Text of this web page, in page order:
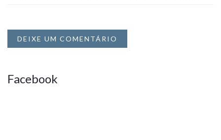
DEIXE UM COMENTÁRIO
Facebook